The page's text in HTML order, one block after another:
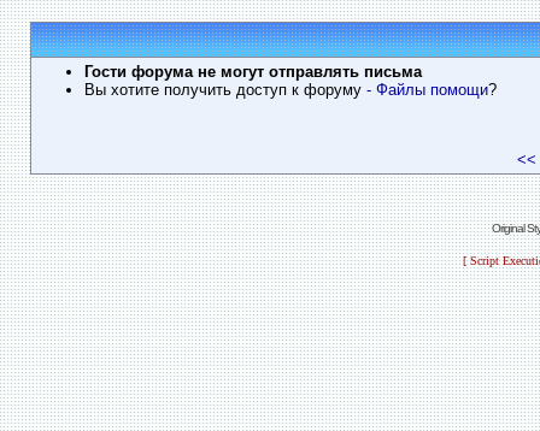
Гости форума не могут отправлять письма
Вы хотите получить доступ к форуму - Файлы помощи?
<<
Original
[ Script